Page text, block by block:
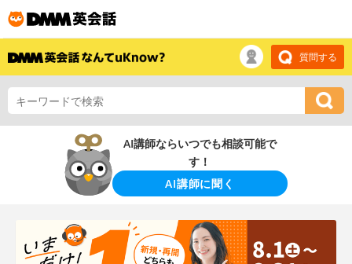
質問する
AI講師ならいつでも相談可能で
す！
AI講師に聞く